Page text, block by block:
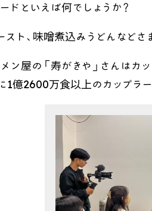
ドといえば何でしょうか？
スト、味噌煮込みうどんなどさ
ン屋の「寿がきや」さんはカ
1億2600万食以上のカップラ